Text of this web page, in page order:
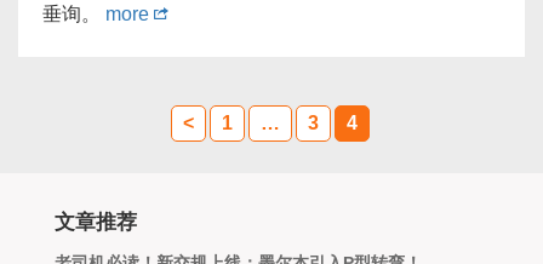
垂询。
more
< 1 … 3 4
文章推荐